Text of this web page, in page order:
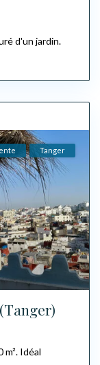
d'un jardin.
Tanger
Idéal